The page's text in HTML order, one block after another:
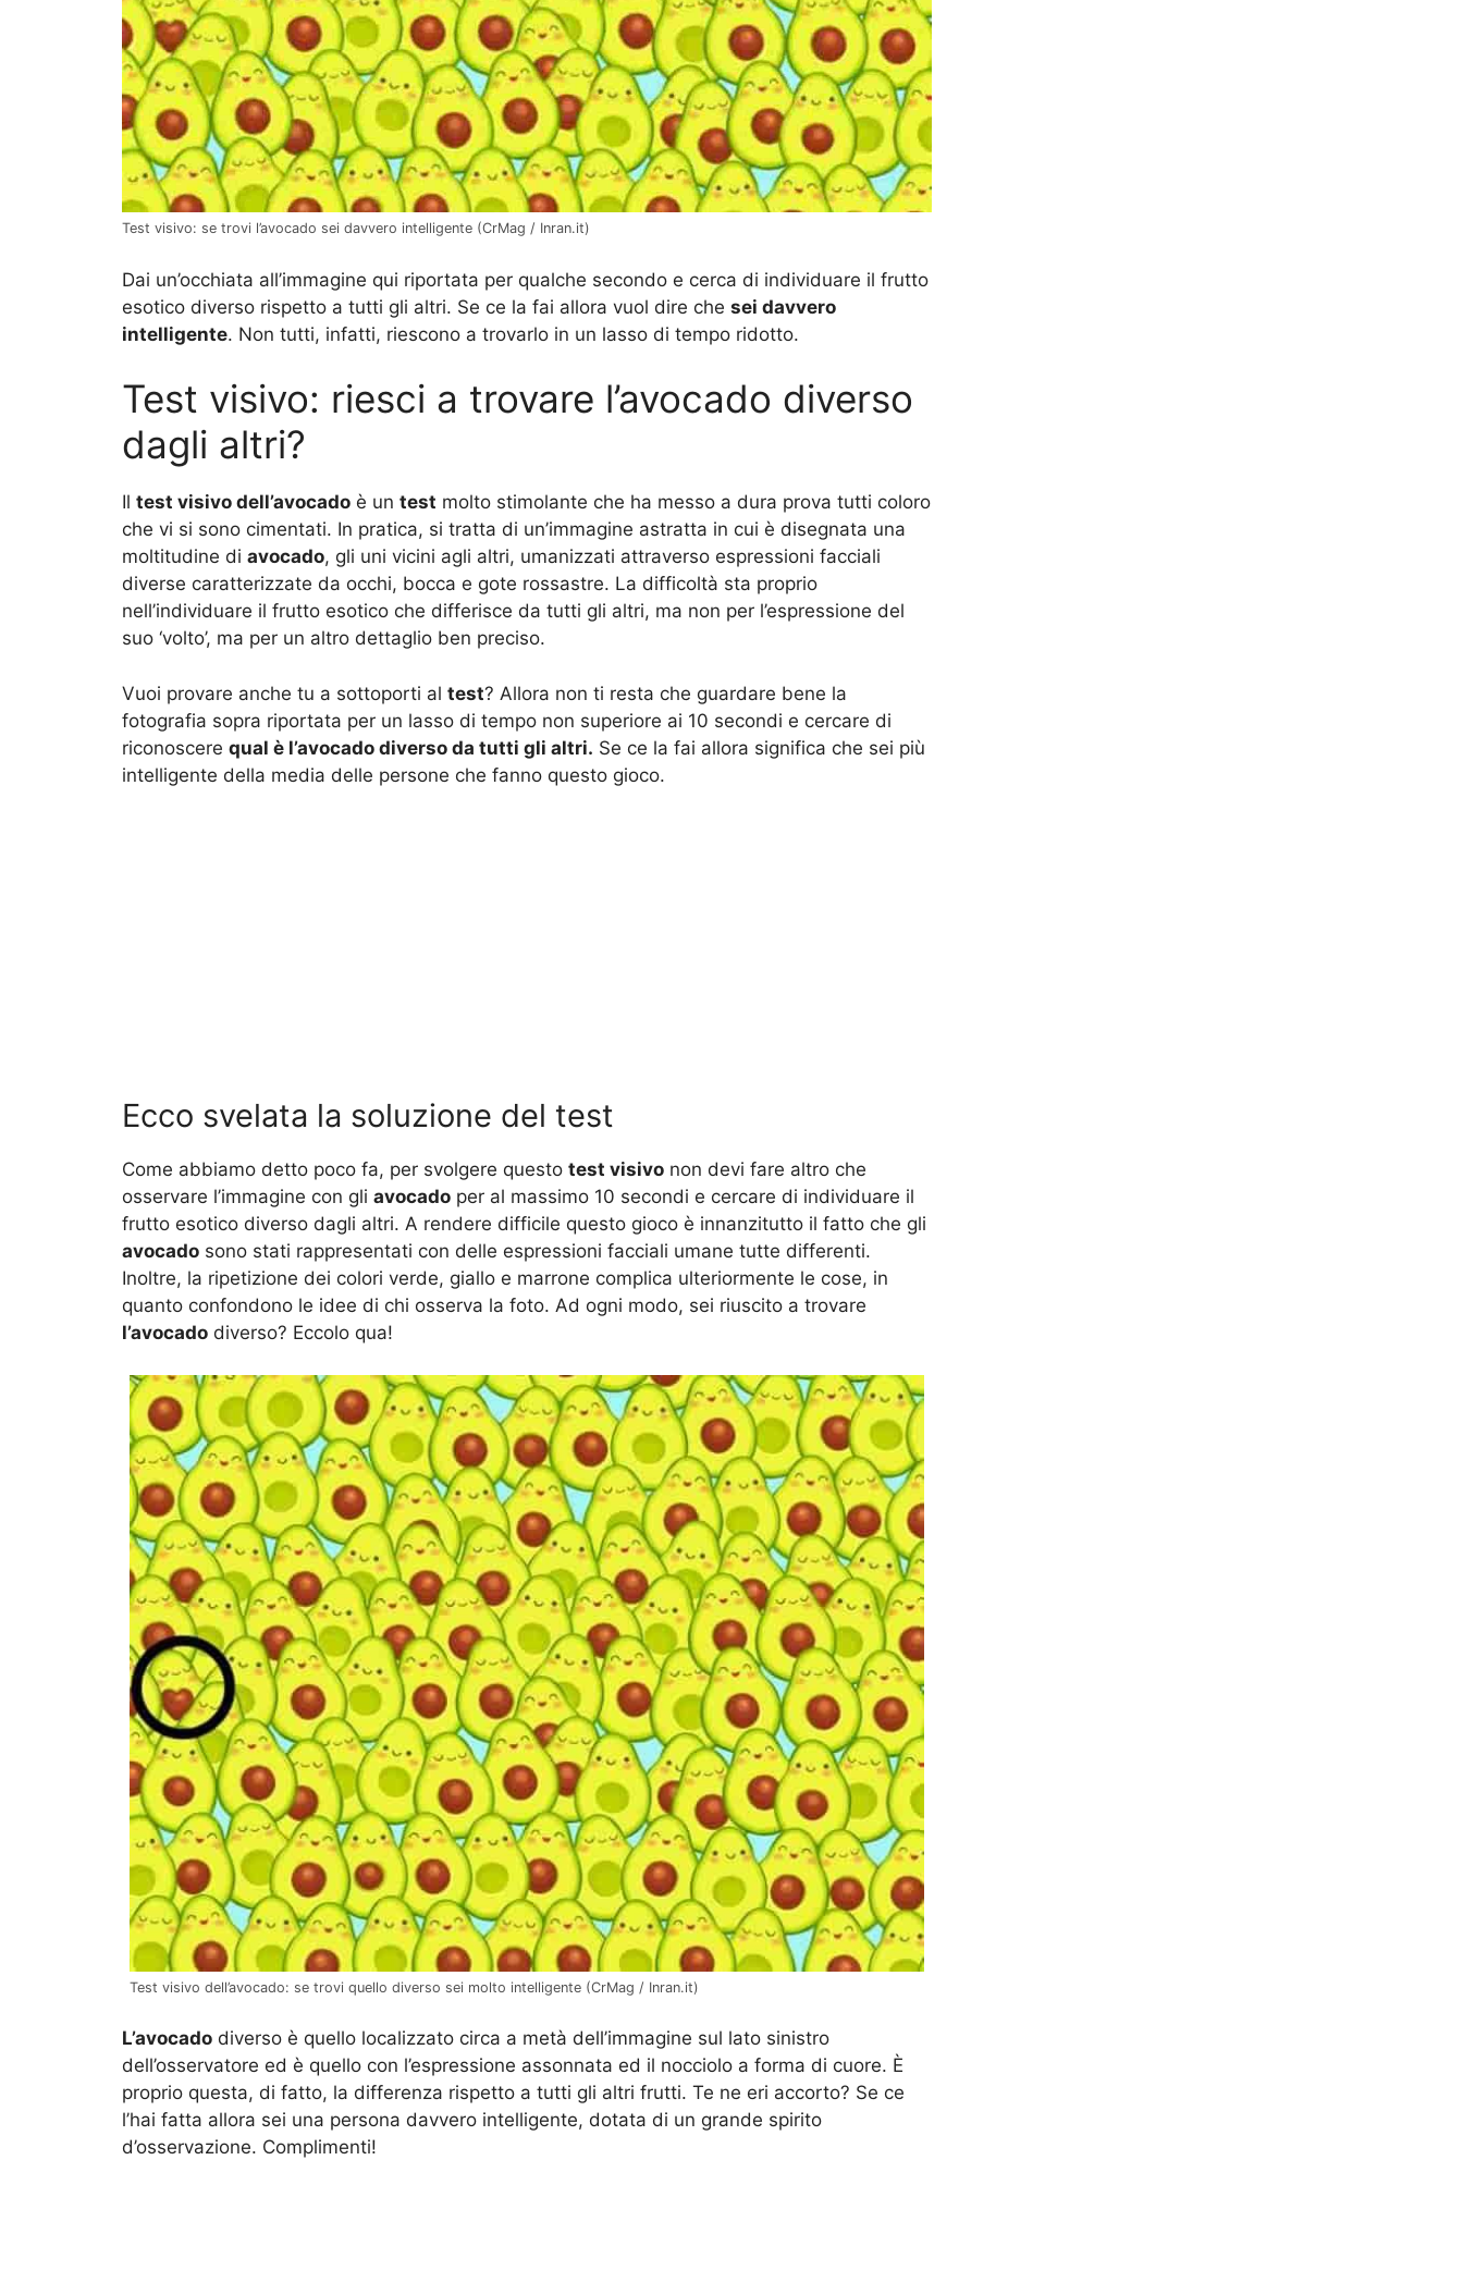
Test visivo: se trovi l’avocado sei davvero intelligente (CrMag / Inran.it)
Dai un’occhiata all’immagine qui riportata per qualche secondo e cerca di individuare il frutto
esotico diverso rispetto a tutti gli altri. Se ce la fai allora vuol dire che sei davvero
intelligente. Non tutti, infatti, riescono a trovarlo in un lasso di tempo ridotto.
Test visivo: riesci a trovare l’avocado diverso
dagli altri?
Il test visivo dell’avocado è un test molto stimolante che ha messo a dura prova tutti coloro
che vi si sono cimentati. In pratica, si tratta di un’immagine astratta in cui è disegnata una
moltitudine di avocado, gli uni vicini agli altri, umanizzati attraverso espressioni facciali
diverse caratterizzate da occhi, bocca e gote rossastre. La difficoltà sta proprio
nell’individuare il frutto esotico che differisce da tutti gli altri, ma non per l’espressione del
suo ‘volto’, ma per un altro dettaglio ben preciso.
Vuoi provare anche tu a sottoporti al test? Allora non ti resta che guardare bene la
fotografia sopra riportata per un lasso di tempo non superiore ai 10 secondi e cercare di
riconoscere qual è l’avocado diverso da tutti gli altri. Se ce la fai allora significa che sei più
intelligente della media delle persone che fanno questo gioco.
Ecco svelata la soluzione del test
Come abbiamo detto poco fa, per svolgere questo test visivo non devi fare altro che
osservare l’immagine con gli avocado per al massimo 10 secondi e cercare di individuare il
frutto esotico diverso dagli altri. A rendere difficile questo gioco è innanzitutto il fatto che gli
avocado sono stati rappresentati con delle espressioni facciali umane tutte differenti.
Inoltre, la ripetizione dei colori verde, giallo e marrone complica ulteriormente le cose, in
quanto confondono le idee di chi osserva la foto. Ad ogni modo, sei riuscito a trovare
l’avocado diverso? Eccolo qua!
Test visivo dell’avocado: se trovi quello diverso sei molto intelligente (CrMag / Inran.it)
L’avocado diverso è quello localizzato circa a metà dell’immagine sul lato sinistro
dell’osservatore ed è quello con l’espressione assonnata ed il nocciolo a forma di cuore. È
proprio questa, di fatto, la differenza rispetto a tutti gli altri frutti. Te ne eri accorto? Se ce
l’hai fatta allora sei una persona davvero intelligente, dotata di un grande spirito
d’osservazione. Complimenti!